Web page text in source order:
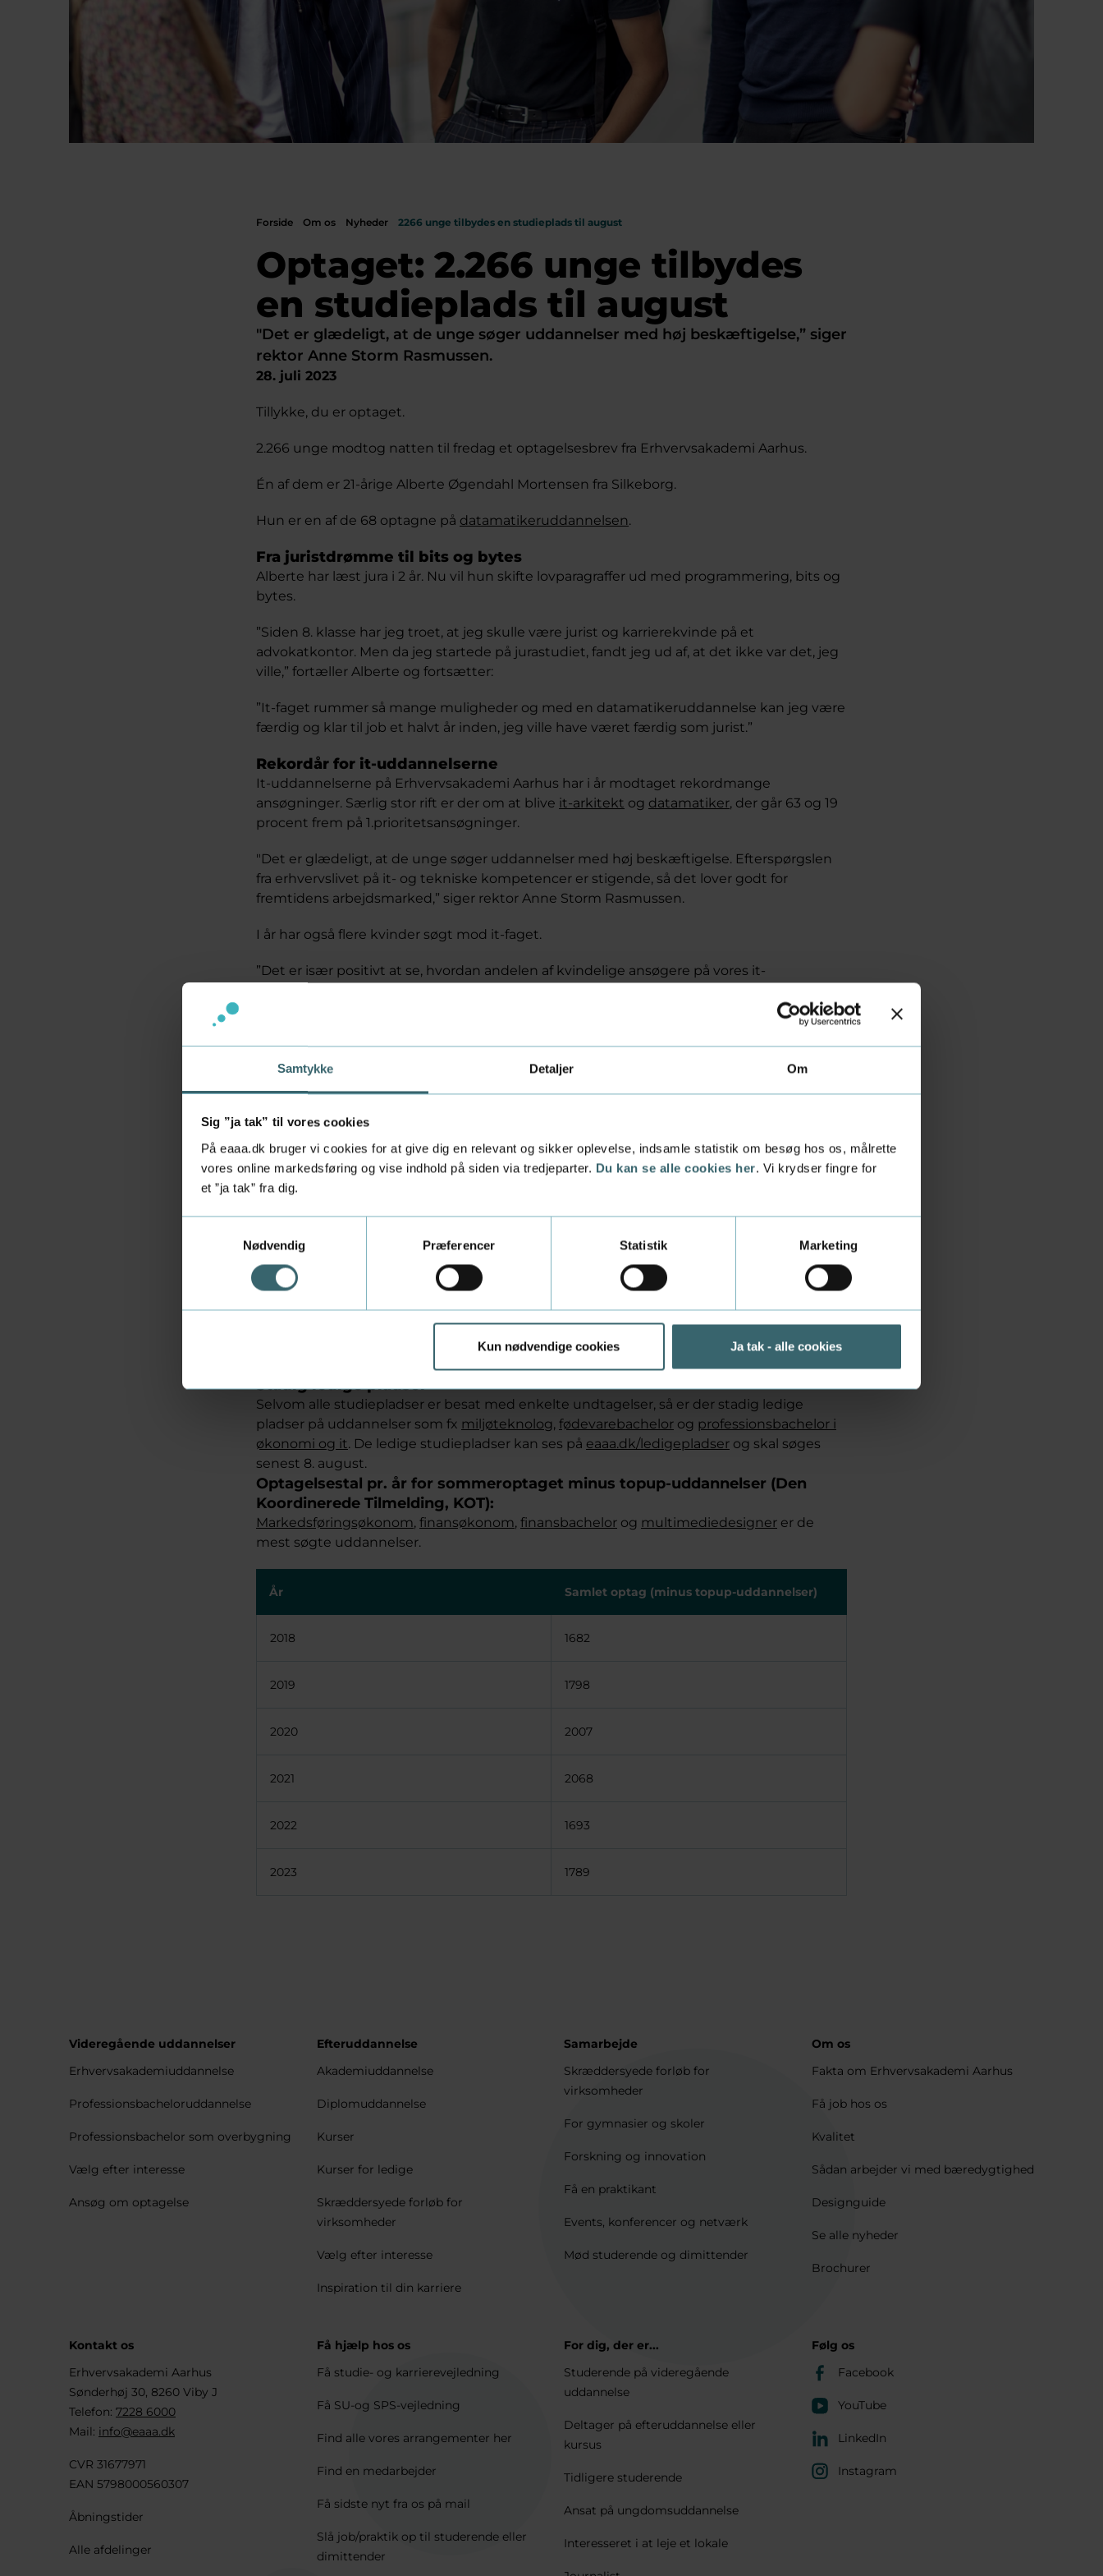
Samtykke Detaljer Om
Sig ”ja tak” til vores cookies
På eaaa.dk bruger vi cookies for at give dig en relevant og sikker oplevelse, indsamle statistik om besøg hos os, målrette
vores online markedsføring og vise indhold på siden via tredjeparter. Du kan se alle cookies her. Vi krydser fingre for
et ”ja tak” fra dig.
Nødvendig
Præferencer Statistik Marketing
Kun nødvendige cookies Ja tak - alle cookies
Forside Om os Nyheder 2266 unge tilbydes en studieplads til august
Optaget: 2.266 unge tilbydes
en studieplads til august
"Det er glædeligt, at de unge søger uddannelser med høj beskæftigelse,” siger
rektor Anne Storm Rasmussen.
28. juli 2023
Tillykke, du er optaget.
2.266 unge modtog natten til fredag et optagelsesbrev fra Erhvervsakademi Aarhus.
Én af dem er 21-årige Alberte Øgendahl Mortensen fra Silkeborg.
Hun er en af de 68 optagne på datamatikeruddannelsen.
Fra juristdrømme til bits og bytes
Alberte har læst jura i 2 år. Nu vil hun skifte lovparagraffer ud med programmering, bits og
bytes.
”Siden 8. klasse har jeg troet, at jeg skulle være jurist og karrierekvinde på et
advokatkontor. Men da jeg startede på jurastudiet, fandt jeg ud af, at det ikke var det, jeg
ville,” fortæller Alberte og fortsætter:
”It-faget rummer så mange muligheder og med en datamatikeruddannelse kan jeg være
færdig og klar til job et halvt år inden, jeg ville have været færdig som jurist.”
Rekordår for it-uddannelserne
It-uddannelserne på Erhvervsakademi Aarhus har i år modtaget rekordmange
ansøgninger. Særlig stor rift er der om at blive it-arkitekt og datamatiker, der går 63 og 19
procent frem på 1.prioritetsansøgninger.
"Det er glædeligt, at de unge søger uddannelser med høj beskæftigelse. Efterspørgslen
fra erhvervslivet på it- og tekniske kompetencer er stigende, så det lover godt for
fremtidens arbejdsmarked,” siger rektor Anne Storm Rasmussen.
I år har også flere kvinder søgt mod it-faget.
”Det er især positivt at se, hvordan andelen af kvindelige ansøgere på vores it-
hvis vi skal sikre, at fremtidens it-løsninger kan anvendes af alle, er det vigtigt, at begge
Optag på i alt 2.266
professionsbacheloruddannelser, også kaldet top up-uddannelser.
Det bringer det samlede optagstal op på 2.266.
Grønne uddannelser i høj kurs
Erhvervsakademi Aarhus tilbyder i år to nye, bæredygtige uddannelser.
Andreas Mortensen har søgt ind på den nye, 3½-årige
professionsbachelor i business og
vandteknologi
, der er udviklet på opfordring af vandindustrien. Han vil være med til at
løse globale vandudfordringer.
”Jeg har læst, at verden efterspørger grønne, danske vandløsninger, og jeg tror, at jeg
med denne uddannelse kan finde et spændende job,” siger han.
Stadig ledige pladser
Selvom alle studiepladser er besat med enkelte undtagelser, så er der stadig ledige
pladser på uddannelser som fx miljøteknolog, fødevarebachelor og professionsbachelor i
økonomi og it. De ledige studiepladser kan ses på eaaa.dk/ledigepladser og skal søges
senest 8. august.
Optagelsestal pr. år for sommeroptaget minus topup-uddannelser (Den
Koordinerede Tilmelding, KOT):
Markedsføringsøkonom, finansøkonom, finansbachelor og multimediedesigner er de
mest søgte uddannelser.
År Samlet optag (minus topup-uddannelser)
2018 1682
2019 1798
2020 2007
2021 2068
2022 1693
2023 1789
Videregående uddannelser
Erhvervsakademiuddannelse
Professionsbacheloruddannelse
Professionsbachelor som overbygning
Vælg efter interesse
Ansøg om optagelse
Efteruddannelse
Akademiuddannelse
Diplomuddannelse
Kurser
Kurser for ledige
Skræddersyede forløb for
virksomheder
Vælg efter interesse
Inspiration til din karriere
Samarbejde
Skræddersyede forløb for
virksomheder
For gymnasier og skoler
Forskning og innovation
Få en praktikant
Events, konferencer og netværk
Mød studerende og dimittender
Om os
Fakta om Erhvervsakademi Aarhus
Få job hos os
Kvalitet
Sådan arbejder vi med bæredygtighed
Designguide
Se alle nyheder
Brochurer
Få hjælp hos os
Få studie- og karrierevejledning
Få SU-og SPS-vejledning
Find alle vores arrangementer her
Find en medarbejder
Få sidste nyt fra os på mail
Slå job/praktik op til studerende eller
dimittender
For dig, der er...
Studerende på videregående
uddannelse
Deltager på efteruddannelse eller
kursus
Tidligere studerende
Ansat på ungdomsuddannelse
Interesseret i at leje et lokale
Kontakt os
Erhvervsakademi Aarhus
Sønderhøj 30, 8260 Viby J
Telefon: 7228 6000
Mail: info@eaaa.dk
CVR 31677971
EAN 5798000560307
Åbningstider
Alle afdelinger
Følg os
Facebook
YouTube
LinkedIn
Instagram